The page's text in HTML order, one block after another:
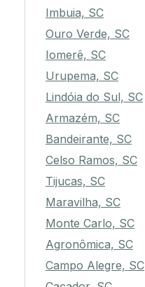
Imbuia, SC
Ouro Verde, SC
Iomerê, SC
Urupema, SC
Lindóia do Sul, SC
Armazém, SC
Bandeirante, SC
Celso Ramos, SC
Tijucas, SC
Maravilha, SC
Monte Carlo, SC
Agronômica, SC
Campo Alegre, SC